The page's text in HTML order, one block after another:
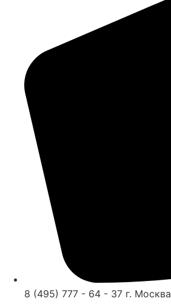
8 (495) 777 - 64 - 37 г. Москва